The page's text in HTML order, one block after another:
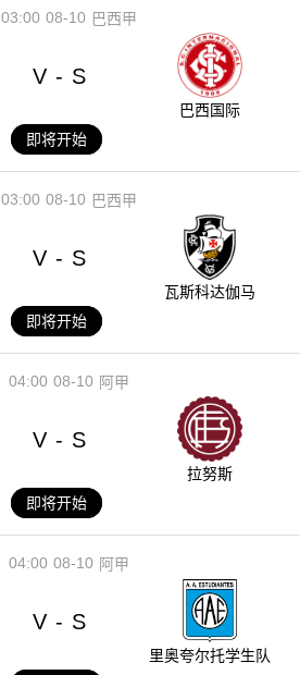
08-10
03:00 巴西甲
V - S
巴西国际
即将开始
08-10
03:00 巴西甲
V - S
瓦斯科达伽马
即将开始
08-10
04:00 阿甲
V - S
拉努斯
即将开始
08-10
04:00 阿甲
V - S
里奥夸尔托学生队